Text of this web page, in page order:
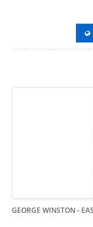
GEORGE WINSTON -